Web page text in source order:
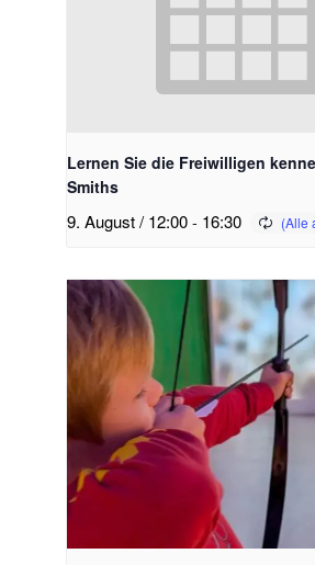
Lernen Sie die Freiwilligen
Smiths
9. August / 12:00- 16:30